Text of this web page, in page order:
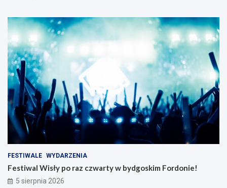
FESTIWALE WYDARZENIA
Festiwal Wisły po raz czwarty w bydgoskim Fordonie!
5 sierpnia 2026